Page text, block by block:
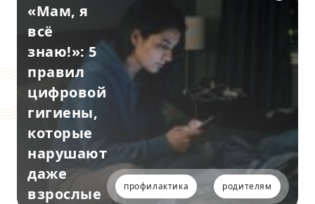
«Мам, я
всё
знаю!»: 5
правил
цифровой
гигиены,
которые
нарушают
даже
взрослые
профилактика родителям